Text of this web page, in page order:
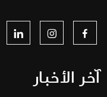
آخر الأخبار